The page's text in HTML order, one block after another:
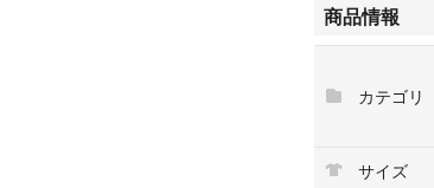
商品情報
カテゴリ
サイズ